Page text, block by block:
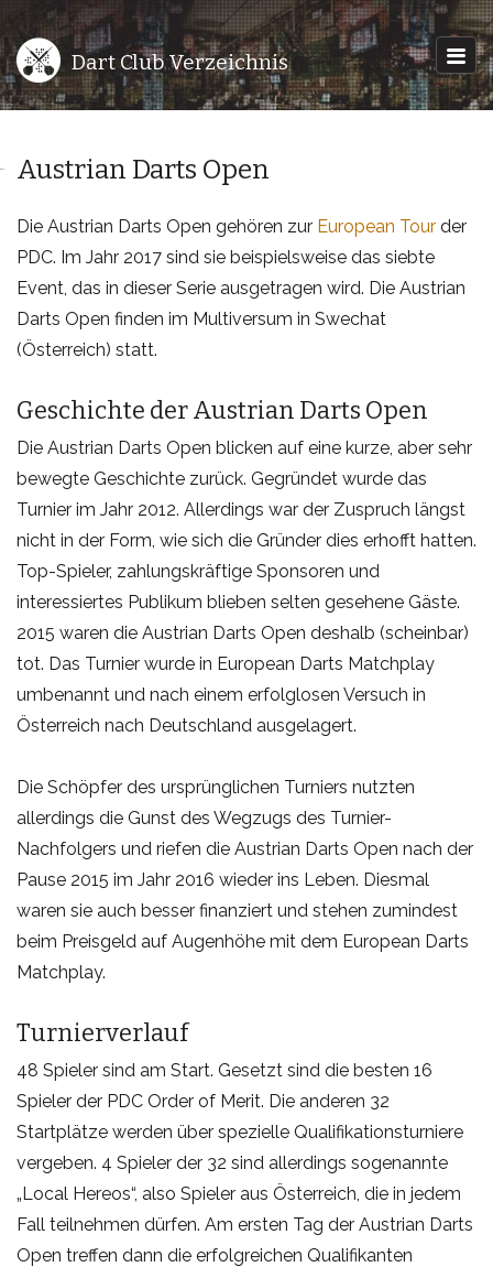
Dart Club Verzeichnis
Austrian Darts Open
Die Austrian Darts Open gehören zur European Tour der
PDC. Im Jahr 2017 sind sie beispielsweise das siebte
Event, das in dieser Serie ausgetragen wird. Die Austrian
Darts Open finden im Multiversum in Swechat
(Österreich) statt.
Geschichte der Austrian Darts Open
Die Austrian Darts Open blicken auf eine kurze, aber sehr
bewegte Geschichte zurück. Gegründet wurde das
Turnier im Jahr 2012. Allerdings war der Zuspruch längst
nicht in der Form, wie sich die Gründer dies erhofft hatten.
Top-Spieler, zahlungskräftige Sponsoren und
interessiertes Publikum blieben selten gesehene Gäste.
2015 waren die Austrian Darts Open deshalb (scheinbar)
tot. Das Turnier wurde in European Darts Matchplay
umbenannt und nach einem erfolglosen Versuch in
Österreich nach Deutschland ausgelagert.
Die Schöpfer des ursprünglichen Turniers nutzten
allerdings die Gunst des Wegzugs des Turnier-
Nachfolgers und riefen die Austrian Darts Open nach der
Pause 2015 im Jahr 2016 wieder ins Leben. Diesmal
waren sie auch besser finanziert und stehen zumindest
beim Preisgeld auf Augenhöhe mit dem European Darts
Matchplay.
Turnierverlauf
48 Spieler sind am Start. Gesetzt sind die besten 16
Spieler der PDC Order of Merit. Die anderen 32
Startplätze werden über spezielle Qualifikationsturniere
vergeben. 4 Spieler der 32 sind allerdings sogenannte
„Local Hereos“, also Spieler aus Österreich, die in jedem
Fall teilnehmen dürfen. Am ersten Tag der Austrian Darts
Open treffen dann die erfolgreichen Qualifikanten